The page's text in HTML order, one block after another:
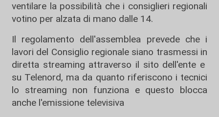
ventilare la possibilità che i consiglieri regionali
votino per alzata di mano dalle 14.
Il regolamento dell'assemblea prevede che i
lavori del Consiglio regionale siano trasmessi in
diretta streaming attraverso il sito dell'ente e
su Telenord, ma da quanto riferiscono i tecnici
lo streaming non funziona e questo blocca
anche l'emissione televisiva